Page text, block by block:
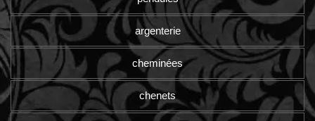
argenterie
cheminées
chenets